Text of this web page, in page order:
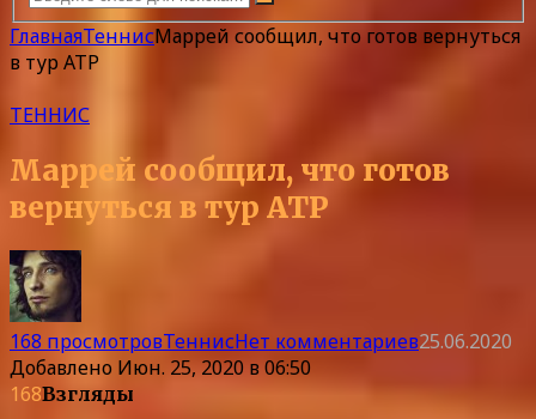
ГлавнаяТеннисМаррей сообщил, что готов вернуться
в тур ATP
ТЕННИС
Маррей сообщил, что готов
вернуться в тур ATP
168 просмотровТеннисНет комментариев25.06.2020
Добавлено Июн. 25, 2020 в 06:50
168Взгляды